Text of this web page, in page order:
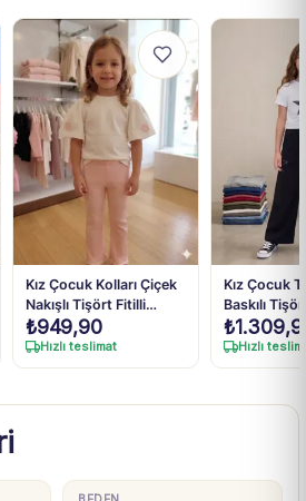
Kız Çocuk Kolları Çiçek
Nakışlı Tişört Fitilli
İspanyol Paçalı
Pantolon Takım
₺949,90
Hızlı teslimat
Kız Çocuk
Baskılı
Pantolonlu
₺
Hızlı